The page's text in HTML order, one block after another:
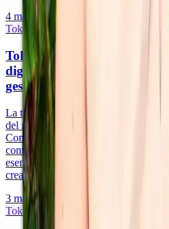
4 may 2026
Tokenización y Activos del Mundo
Tokenización 101: cómo
digitales en
gestor de fondos
La tokenización convierte los
del mundo real en tokens digitales
Comprender la mecánica técnica
contracts, modelos de custodia y
esencial para los gestores de fondos
crea valor operativo o solo añade
3 may 2026
Tokenización y Activos del Mundo